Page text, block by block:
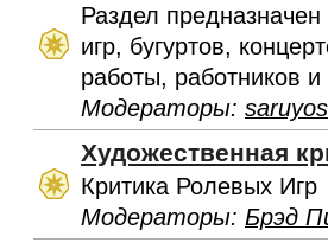
Раздел
игр, бугуртов,
работы, работников
Модераторы:
Художественная
Критика Ролевых Игр
Модераторы: Брэд